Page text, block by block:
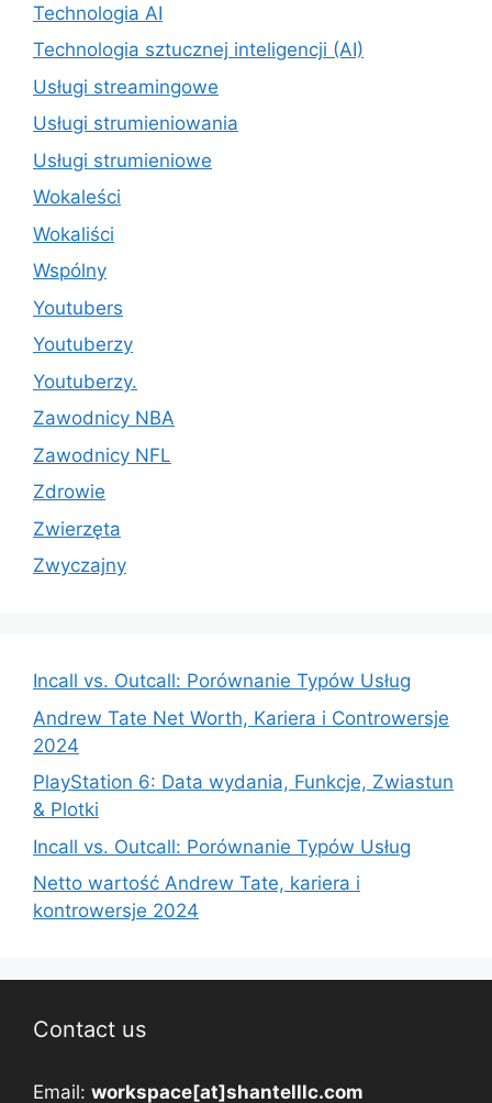
Technologia AI
Technologia sztucznej inteligencji (AI)
Usługi streamingowe
Usługi strumieniowania
Usługi strumieniowe
Wokaleści
Wokaliści
Wspólny
Youtubers
Youtuberzy
Youtuberzy.
Zawodnicy NBA
Zawodnicy NFL
Zdrowie
Zwierzęta
Zwyczajny
Incall vs. Outcall: Porównanie Typów Usług
Andrew Tate Net Worth, Kariera i Controwersje
2024
PlayStation 6: Data wydania, Funkcje, Zwiastun
& Plotki
Incall vs. Outcall: Porównanie Typów Usług
Netto wartość Andrew Tate, kariera i
kontrowersje 2024
Contact us
Email: workspace[at]shantelllc.com